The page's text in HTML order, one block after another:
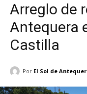
Arreglo de
Antequera
Castilla
Por El Sol de